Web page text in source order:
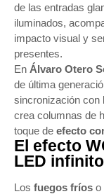
de las entradas
iluminados,
impacto visual y
presentes.
En Álvaro Otero
de última
sincronización con
crea columnas de
toque de efecto
El efecto
LED infinito
Los fuegos fríos o